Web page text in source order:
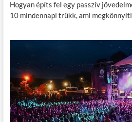
Hogyan építs fel egy passzív
10 mindennapi trükk, ami